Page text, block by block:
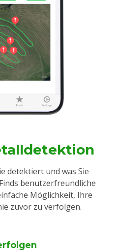
detektiert und was Sie
benutzerfreundliche
Möglichkeit, Ihre
zuvor zu verfolgen.